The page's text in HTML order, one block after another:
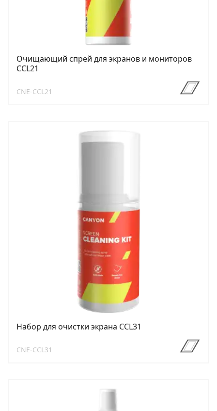
Очищающий спрей для экранов и мониторов
CCL21
CNE-CCL21
Набор для очистки экрана CCL31
CNE-CCL31